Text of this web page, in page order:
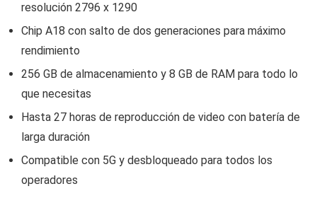
resolución 2796 x 1290
Chip A18 con salto de dos generaciones para máximo
rendimiento
256 GB de almacenamiento y 8 GB de RAM para todo lo
que necesitas
Hasta 27 horas de reproducción de video con batería de
larga duración
Compatible con 5G y desbloqueado para todos los
operadores